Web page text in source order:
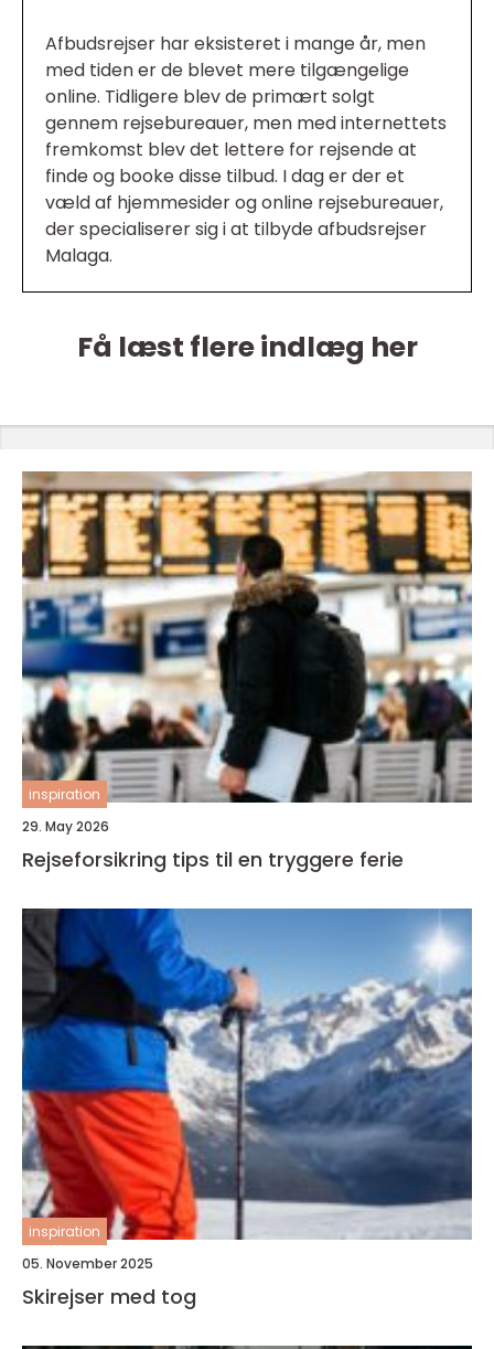
Afbudsrejser har eksisteret i mange år, men
med tiden er de blevet mere tilgængelige
online. Tidligere blev de primært solgt
gennem rejsebureauer, men med internettets
fremkomst blev det lettere for rejsende at
finde og booke disse tilbud. I dag er der et
væld af hjemmesider og online rejsebureauer,
der specialiserer sig i at tilbyde afbudsrejser
Malaga.
Få læst flere indlæg her
inspiration
29. May 2026
Rejseforsikring tips til en tryggere ferie
inspiration
05. November 2025
Skirejser med tog